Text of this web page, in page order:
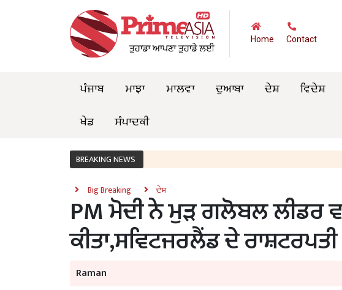
Home Contact
ਪੰਜਾਬ ਮਾਝਾ ਮਾਲਵਾ ਦੁਆਬਾ ਦੇਸ਼ ਵਿਦੇਸ਼
ਖੇਡ
ਸੰਪਾਦਕੀ
BREAKING NEWS
Big Breaking ਦੇਸ਼
PM ਮੋਦੀ ਨੇ ਮੁੜ ਗਲੋਬਲ ਲੀਡਰ
ਕੀਤਾ,ਸਵਿਟਜਰਲੈਂਡ ਦੇ
Raman